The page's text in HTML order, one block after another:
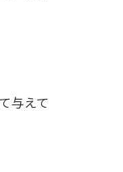
与えて